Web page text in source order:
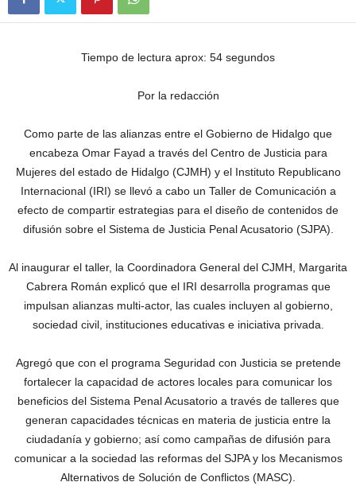
Tiempo de lectura aprox: 54 segundos
Por la redacción
Como parte de las alianzas entre el Gobierno de Hidalgo que
encabeza Omar Fayad a través del Centro de Justicia para
Mujeres del estado de Hidalgo (CJMH) y el Instituto Republicano
Internacional (IRI) se llevó a cabo un Taller de Comunicación a
efecto de compartir estrategias para el diseño de contenidos de
difusión sobre el Sistema de Justicia Penal Acusatorio (SJPA).
Al inaugurar el taller, la Coordinadora General del CJMH, Margarita
Cabrera Román explicó que el IRI desarrolla programas que
impulsan alianzas multi-actor, las cuales incluyen al gobierno,
sociedad civil, instituciones educativas e iniciativa privada.
Agregó que con el programa Seguridad con Justicia se pretende
fortalecer la capacidad de actores locales para comunicar los
beneficios del Sistema Penal Acusatorio a través de talleres que
generan capacidades técnicas en materia de justicia entre la
ciudadanía y gobierno; así como campañas de difusión para
comunicar a la sociedad las reformas del SJPA y los Mecanismos
Alternativos de Solución de Conflictos (MASC).